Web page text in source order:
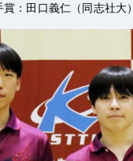
：田口義仁（同志社大）